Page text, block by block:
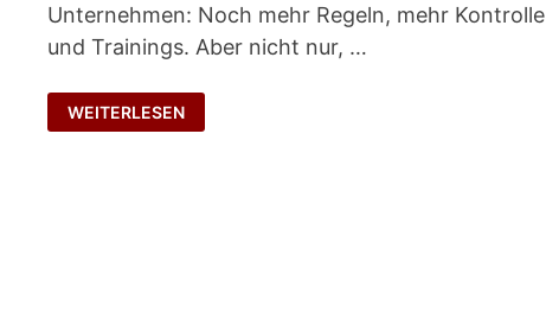
Unternehmen: Noch mehr Regeln, mehr Kontrolle
und Trainings. Aber nicht nur, …
BEHAVIORAL
RISK
MANAGEMENT
WEITERLESEN